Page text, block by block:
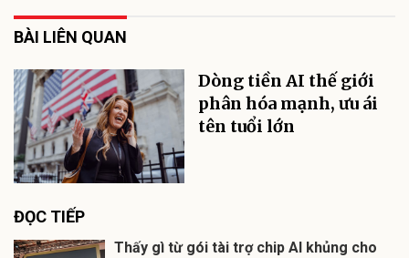
BÀI LIÊN QUAN
Dòng tiền AI thế giới
phân hóa mạnh, ưu ái
tên tuổi lớn
ĐỌC TIẾP
Thấy gì từ gói tài trợ chip AI khủng cho